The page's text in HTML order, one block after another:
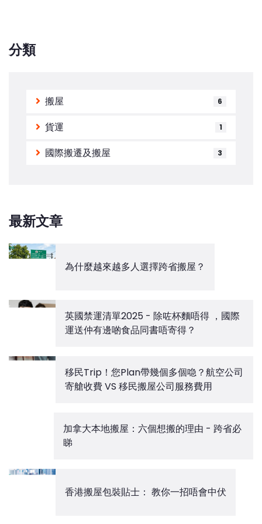
分類
搬屋 6
貨運 1
國際搬遷及搬屋 3
最新文章
為什麼越來越多人選擇跨省搬屋？
英國禁運清單2025 - 除咗杯麵唔得 ，國際
運送仲有邊啲食品同書唔寄得？
移民Trip！您Plan帶幾個多個喼？航空公司
寄艙收費 VS 移民搬屋公司服務費用
加拿大本地搬屋：六個想搬的理由 - 跨省必
睇
香港搬屋包裝貼士： 教你一招唔會中伏